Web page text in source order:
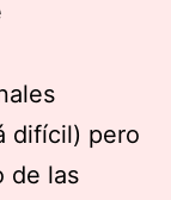
difícil) pero
de las